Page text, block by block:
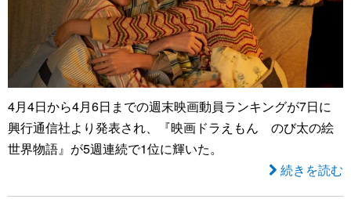
4月4日から4月6日までの週末映画動員ランキングが7日に
興行通信社より発表され、『映画ドラえもん のび太の絵
世界物語』が5週連続で1位に輝いた。
続きを読む